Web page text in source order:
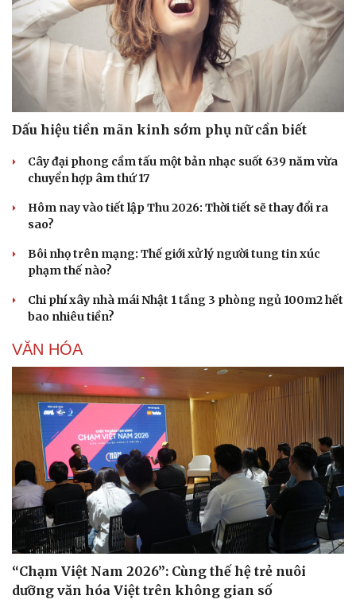
Doanh nghiệp
Thông tin doanh nghiệp
Doanh nghiệp 24h
Doanh nhân
Công nghệ
Sành điệu
Tin Công nghệ
Trải nghiệm
Dấu hiệu tiền mãn kinh sớm phụ nữ cần biết
Cây đại phong cầm tấu một bản nhạc suốt 639 năm vừa
chuyển hợp âm thứ 17
Hôm nay vào tiết lập Thu 2026: Thời tiết sẽ thay đổi ra
sao?
Bôi nhọ trên mạng: Thế giới xử lý người tung tin xúc
phạm thế nào?
Chi phí xây nhà mái Nhật 1 tầng 3 phòng ngủ 100m2 hết
bao nhiêu tiền?
VĂN HÓA
“Chạm Việt Nam 2026”: Cùng thế hệ trẻ nuôi
dưỡng văn hóa Việt trên không gian số